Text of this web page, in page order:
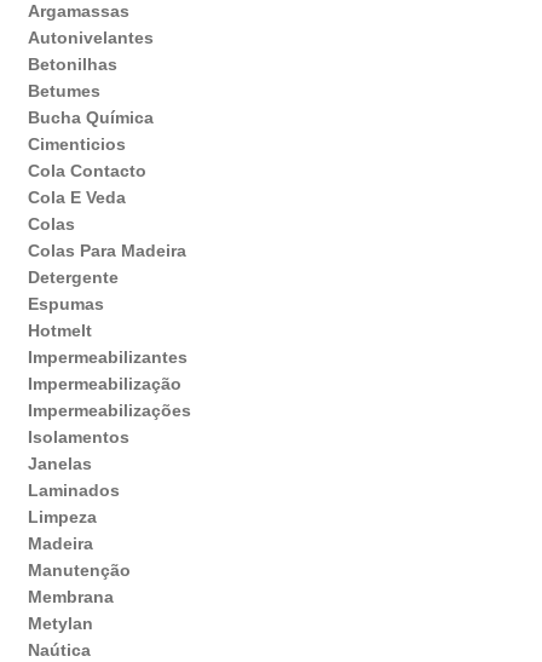
Argamassas
Autonivelantes
Betonilhas
Betumes
Bucha Química
Cimenticios
Cola Contacto
Cola E Veda
Colas
Colas Para Madeira
Detergente
Espumas
Hotmelt
Impermeabilizantes
Impermeabilização
Impermeabilizações
Isolamentos
Janelas
Laminados
Limpeza
Madeira
Manutenção
Membrana
Metylan
Naútica